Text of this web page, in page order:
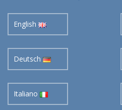
English
Deutsch
Italiano